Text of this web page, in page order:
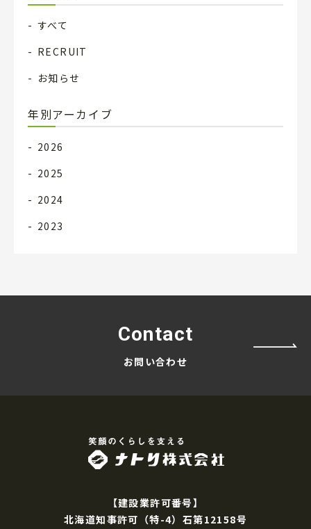
すべて
RECRUIT
お知らせ
年別アーカイブ
2026
2025
2024
2023
Contact
お問い合わせ
【建設業許可番号】
北海道知事許可（特-4）石第12158号